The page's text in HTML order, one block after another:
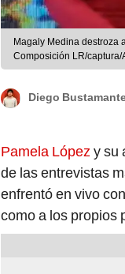
Magaly Medina destroza
Composición LR/captura/
Diego
Pamela López y su
de las entrevistas
enfrentó en vivo
como a los propios